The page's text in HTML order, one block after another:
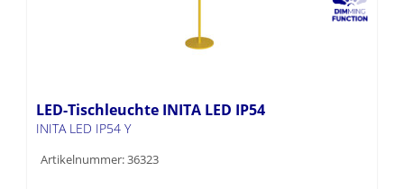
LED-Tischleuchte INITA LED IP54
INITA LED IP54 Y
Artikelnummer: 36323